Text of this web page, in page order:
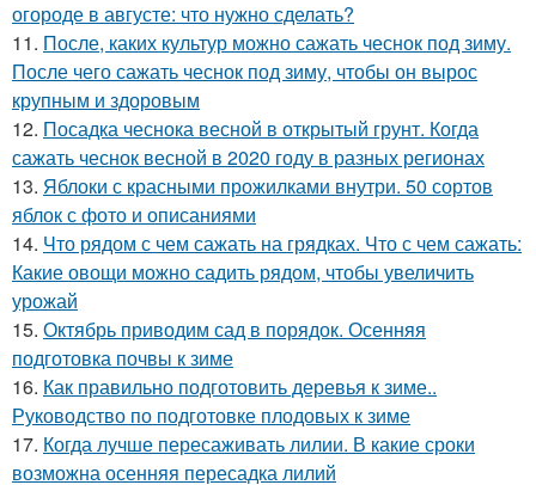
огороде в августе: что нужно сделать?
11. После, каких культур можно сажать чеснок под зиму.
После чего сажать чеснок под зиму, чтобы он вырос
крупным и здоровым
12. Посадка чеснока весной в открытый грунт. Когда
сажать чеснок весной в 2020 году в разных регионах
13. Яблоки с красными прожилками внутри. 50 сортов
яблок с фото и описаниями
14. Что рядом с чем сажать на грядках. Что с чем сажать:
Какие овощи можно садить рядом, чтобы увеличить
урожай
15. Октябрь приводим сад в порядок. Осенняя
подготовка почвы к зиме
16. Как правильно подготовить деревья к зиме..
Руководство по подготовке плодовых к зиме
17. Когда лучше пересаживать лилии. В какие сроки
возможна осенняя пересадка лилий